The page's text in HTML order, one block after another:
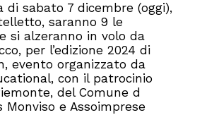
sabato 7 dicembre (oggi),
saranno 9 le
si alzeranno in volo da
per l’edizione 2024 di
evento organizzato da
con il patrocinio
del Comune d
Monviso e Assoimprese